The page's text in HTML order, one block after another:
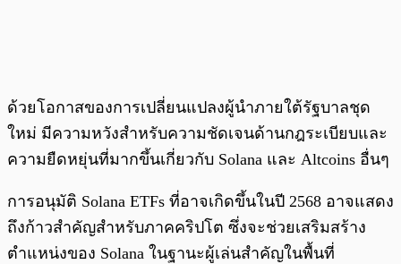
ด้วยโอกาสของการเปลี่ยนแปลงผู้นำภายใต้รัฐบาลชุด
ใหม่ มีความหวังสำหรับความชัดเจนด้านกฎระเบียบและ
ความยืดหยุ่นที่มากขึ้นเกี่ยวกับ Solana และ Altcoins อื่นๆ
การอนุมัติ Solana ETFs ที่อาจเกิดขึ้นในปี 2568 อาจแสดง
ถึงก้าวสำคัญสำหรับภาคคริปโต ซึ่งจะช่วยเสริมสร้าง
ตำแหน่งของ Solana ในฐานะผู้เล่นสำคัญในพื้นที่